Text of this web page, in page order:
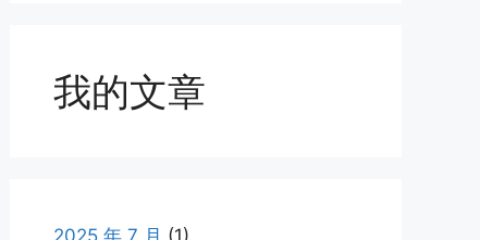
我的文章
2025 年 7 月 (1)